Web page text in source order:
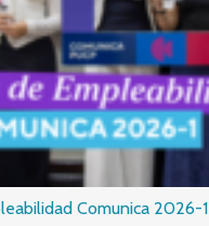
Comunica 2026-1